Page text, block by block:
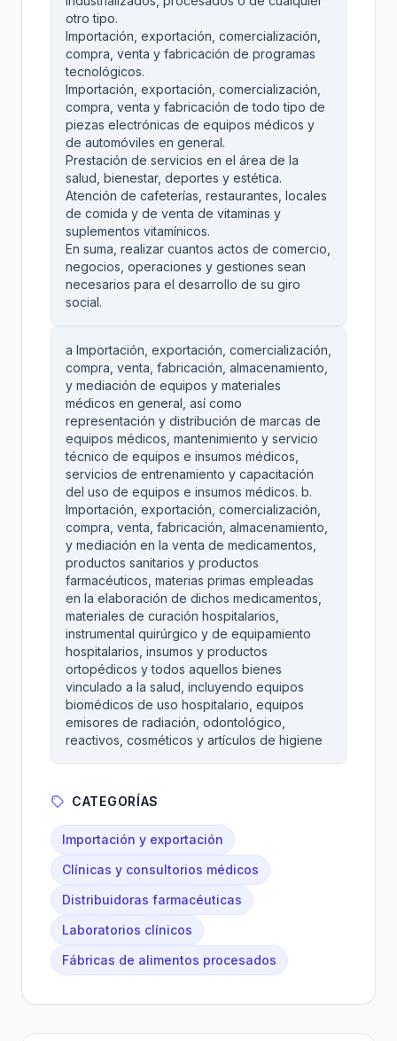
otro tipo.
Importación, exportación, comercialización,
compra, venta y fabricación de programas
tecnológicos.
Importación, exportación, comercialización,
compra, venta y fabricación de todo tipo de
piezas electrónicas de equipos médicos y
de automóviles en general.
Prestación de servicios en el área de la
salud, bienestar, deportes y estética.
Atención de cafeterías, restaurantes, locales
de comida y de venta de vitaminas y
suplementos vitamínicos.
En suma, realizar cuantos actos de comercio,
negocios, operaciones y gestiones sean
necesarios para el desarrollo de su giro
social.
a Importación, exportación, comercialización,
compra, venta, fabricación, almacenamiento,
y mediación de equipos y materiales
médicos en general, así como
representación y distribución de marcas de
equipos médicos, mantenimiento y servicio
técnico de equipos e insumos médicos,
servicios de entrenamiento y capacitación
del uso de equipos e insumos médicos. b.
Importación, exportación, comercialización,
compra, venta, fabricación, almacenamiento,
y mediación en la venta de medicamentos,
productos sanitarios y productos
farmacéuticos, materias primas empleadas
en la elaboración de dichos medicamentos,
materiales de curación hospitalarios,
instrumental quirúrgico y de equipamiento
hospitalarios, insumos y productos
ortopédicos y todos aquellos bienes
vinculado a la salud, incluyendo equipos
biomédicos de uso hospitalario, equipos
emisores de radiación, odontológico,
reactivos, cosméticos y artículos de higiene
CATEGORÍAS
Importación y exportación
Clínicas y consultorios médicos
Distribuidoras farmacéuticas
Laboratorios clínicos
Fábricas de alimentos procesados